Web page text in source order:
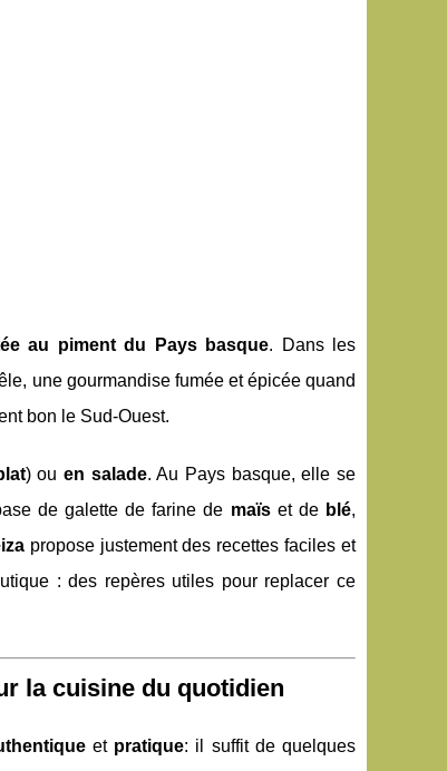
au piment du Pays basque. Dans les
une gourmandise fumée et épicée quand
bon le Sud-Ouest.
) ouen salade. Au Pays basque, elle se
de galette de farine de maïset de blé,
propose justement des recettes faciles et
: des repères utiles pour replacer ce
la cuisine du quotidien
et pratique: il suffit de quelques